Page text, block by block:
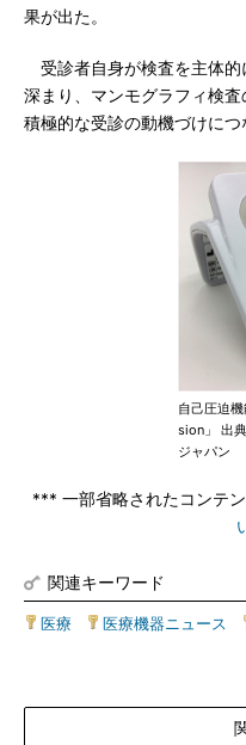
果が出た。
受診者自身が検査を主体的
深まり、マンモグラフィ検査
積極的な受診の動機づけにつ
自己圧迫
sion」 出
ジャパン
*** 一部省略されたコンテン
関連キーワード
医療 医療機器ニュース